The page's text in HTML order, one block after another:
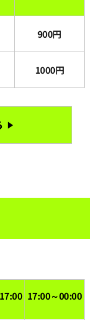
900円
1000円
17:00～00:00